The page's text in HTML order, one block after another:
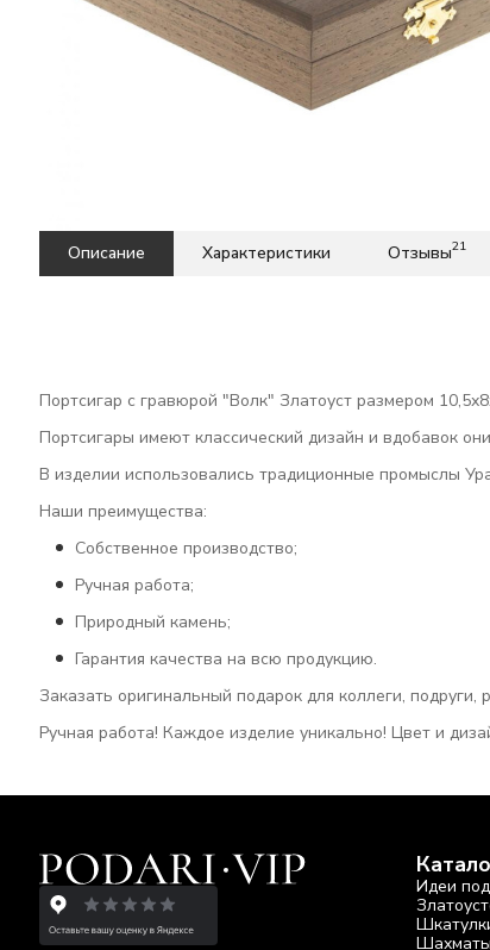
Описание Характеристики Отзывы21
Портсигар с гравюрой "Волк" Златоуст размером
Портсигары имеют классический дизайн и вдобавок
В изделии использовались традиционные промыслы
Наши преимущества:
Собственное производство;
Ручная работа;
Природный камень;
Гарантия качества на всю продукцию.
Заказать оригинальный подарок для коллеги,
Ручная работа! Каждое изделие уникально! Цвет и
Идеи